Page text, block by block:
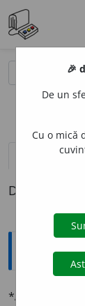
definiții (1)
Definiția cu
*ARTIFICIALIT
🎉
De un
Cu o mică